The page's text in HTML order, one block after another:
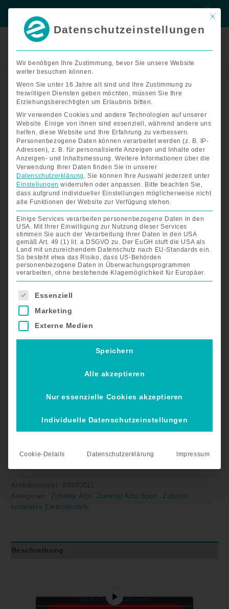
springen
ATTO Flugreisetasche
Die ATTO Flugreisetasche ist eine Schutzhülle, um Ihren
ATTO
Flugreisetasche
Menge
Artikelnummer:
P0040011
Kategorien: Zubehör Atto ,Zubehör Atto Sport ,Zubehör
kompakte Elektromobile
Beschreibung
Sie sehen gerade einen
Platzhalterinhalt von
Mehr Informationen
Mit
Datenschutzeinstellungen
Wir benötigen Ihre Zustimmung, bevor Sie unsere Website
weiter besuchen können.
Wenn Sie unter 16 Jahre alt sind und Ihre Zustimmung zu
freiwilligen Diensten geben möchten, müssen Sie Ihre
Erziehungsberechtigten um Erlaubnis bitten.
Wir verwenden Cookies und andere Technologien auf unserer
Website. Einige von ihnen sind essenziell, während andere uns
helfen, diese Website und Ihre Erfahrung zu verbessern.
Personenbezogene Daten können verarbeitet werden (z. B. IP-
Adressen), z. B. für personalisierte Anzeigen und Inhalte oder
Anzeigen- und Inhaltsmessung. Weitere Informationen über die
Verwendung Ihrer Daten finden Sie in unserer
Datenschutzerklärung . Sie können Ihre Auswahl jederzeit unter
Einstellungen widerrufen oder anpassen. Bitte beachten Sie,
dass aufgrund individueller Einstellungen möglicherweise nicht
alle Funktionen der Website zur Verfügung stehen.
Einige Services verarbeiten personenbezogene Daten in den
USA. Mit Ihrer Einwilligung zur Nutzung dieser Services
stimmen Sie auch der Verarbeitung Ihrer Daten in den USA
gemäß Art. 49 (1) lit. a DSGVO zu. Der EuGH stuft die USA als
Land mit unzureichendem Datenschutz nach EU-Standards ein.
So besteht etwa das Risiko, dass US-Behörden
personenbezogene Daten in Überwachungsprogrammen
verarbeiten, ohne bestehende Klagemöglichkeit für Europäer.
Es folgt eine Liste der Service-Gruppen, für die eine
Essenziell
Marketing
Externe Medien
Speichern
Alle akzeptieren
Nur essenzielle Cookies akzeptieren
Individuelle Datenschutzeinstellungen
Cookie-Details Datenschutzerklärung Impressum